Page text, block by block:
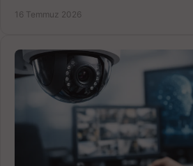
16 Temmuz 2026